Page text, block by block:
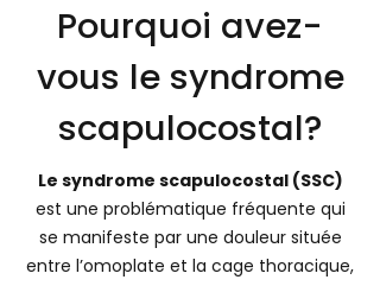
Pourquoi avez-
vous le syndrome
scapulocostal?
Le syndrome scapulocostal (SSC)
est une problématique fréquente qui
se manifeste par une douleur située
entre l’omoplate et la cage thoracique,